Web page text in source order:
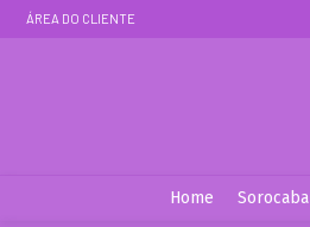
ÁREA DO CLIENTE
Home Sorocaba